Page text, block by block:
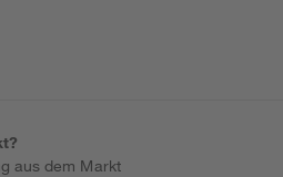
aus dem Markt